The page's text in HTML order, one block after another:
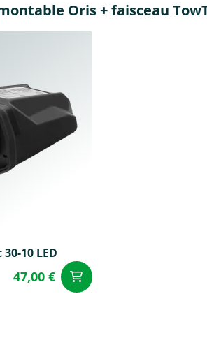
Oris + faisceau
10 LED
47,00 €